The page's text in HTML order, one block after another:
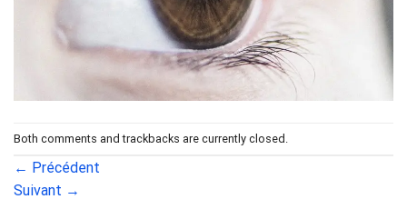
Both comments and trackbacks are currently closed.
← Précédent
Suivant →